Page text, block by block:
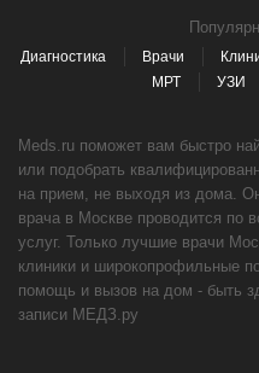
Диагностика Врачи
МРТ
УЗИ
Meds.ru поможет вам быстро
или подобрать
на прием, не выходя из дома.
врача в Москве проводится по
услуг. Только лучшие врачи
клиники и широкопрофильные
помощь и вызов на дом - быть
записи МЕДЗ.ру